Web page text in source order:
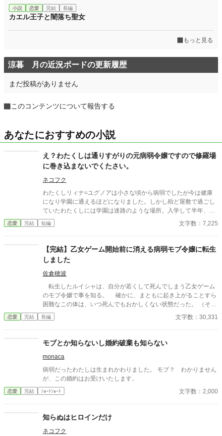
小説 恋愛 完結 長編
カエル王子と闇落ち聖女
もっと見る
涼暮 月の近況ボードの更新履歴
まだ投稿がありません
このコンテンツについて報告する
あなたにおすすめの小説
え？わたくしは通りすがりの元病弱令嬢ですので修羅場
に巻き込まないでくたさい。
ネコフク
わたくしリィナ=ユグノアは小さな頃から病弱でしたが今は健康
になり学園に通えるほどになりました。しかし殆ど屋敷で過ごし
ていたわたくしには学園は迷路のような場所。入学して半年、未
だに迷子になってしまいます。今日も侍従のハルにニヤニヤされ
ながら遠回り（迷子）して出た場所では何やら不穏な集団
まぁするお話です。そして修羅場とは関係ないトコで婚約者に溺
愛されています。
恋愛 完結 短編 文字数：7,225
【完結】乙女ゲーム開始前に消える病弱モブ令嬢に転生
しました
佐倉穂波
転生したルイシャは、自分が若くして死んでしまう乙女ゲーム
のモブ令嬢で事を知る。 確かに、まともに起き上がることすら
困難なこの体は、いつ死んでもおかしくない状態だった。 （そん
な……死にたくないっ！） 乙女ゲームの記憶が正しければ、あ
と数年で死んでしまうルイシャは、「生きる」ために努力するこ
てみました。 2023.9.15 完結。 2023.9.23 後日談を投稿しまし
恋愛 完結 長編 文字数：30,331
モブとか知らないし婚約破棄も知らない
monaca
病弱だったわたしは生まれかわりました。 モブ？ わかりません
が、この婚約はお受けいたします。
恋愛 完結 ｼｮｰﾄｼｮｰﾄ 文字数：2,000
知らぬはヒロインだけ
ネコフク